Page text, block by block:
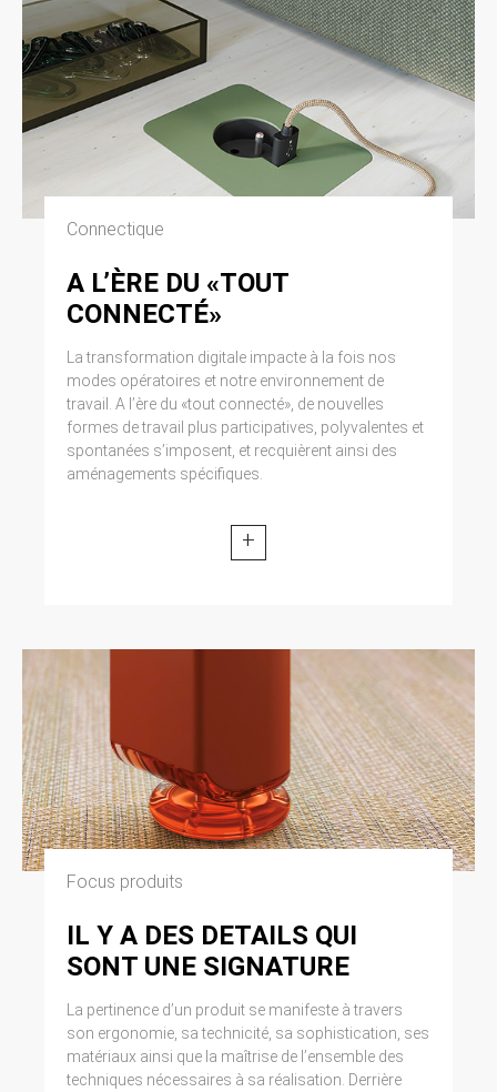
Connectique
A L’ÈRE DU «TOUT
CONNECTÉ»
La transformation digitale impacte à la fois nos
modes opératoires et notre environnement de
travail. A l’ère du «tout connecté», de nouvelles
formes de travail plus participatives, polyvalentes et
spontanées s’imposent, et recquièrent ainsi des
aménagements spécifiques.
+
Focus produits
IL Y A DES DETAILS QUI
SONT UNE SIGNATURE
La pertinence d’un produit se manifeste à travers
son ergonomie, sa technicité, sa sophistication, ses
matériaux ainsi que la maîtrise de l’ensemble des
techniques nécessaires à sa réalisation. Derrière